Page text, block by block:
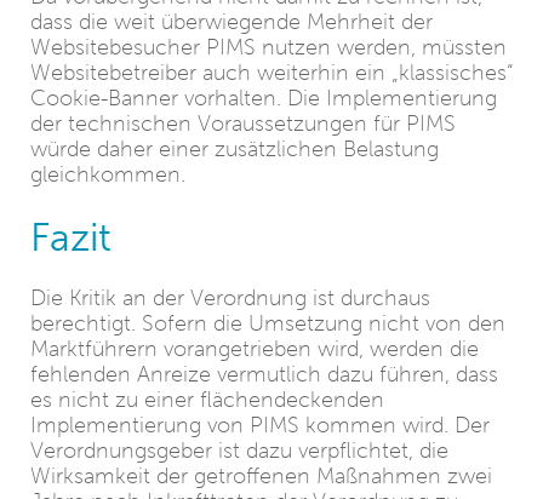
dass die weit überwiegende Mehrheit der
Websitebesucher PIMS nutzen werden, müssten
Websitebetreiber auch weiterhin ein „klassisches“
Cookie-Banner vorhalten. Die Implementierung
der technischen Voraussetzungen für PIMS
würde daher einer zusätzlichen Belastung
gleichkommen.
Fazit
Die Kritik an der Verordnung ist durchaus
berechtigt. Sofern die Umsetzung nicht von den
Marktführern vorangetrieben wird, werden die
fehlenden Anreize vermutlich dazu führen, dass
es nicht zu einer flächendeckenden
Implementierung von PIMS kommen wird. Der
Verordnungsgeber ist dazu verpflichtet, die
Wirksamkeit der getroffenen Maßnahmen zwei